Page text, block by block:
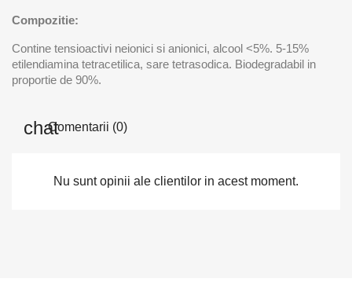
Compozitie:
Contine tensioactivi neionici si anionici, alcool <5%. 5-15%
etilendiamina tetracetilica, sare tetrasodica. Biodegradabil in
proportie de 90%.
Comentarii (0)
Nu sunt opinii ale clientilor in acest moment.